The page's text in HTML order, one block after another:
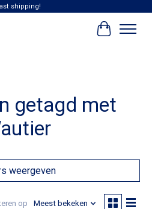
shipping!
getagd met
weergeven
op Meest bekeken